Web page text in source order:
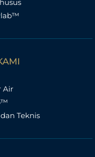
Air
Teknis